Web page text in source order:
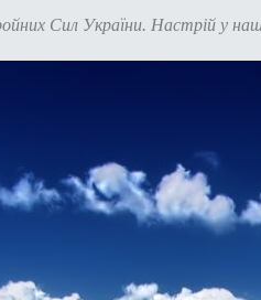
Сил України. Настрій у